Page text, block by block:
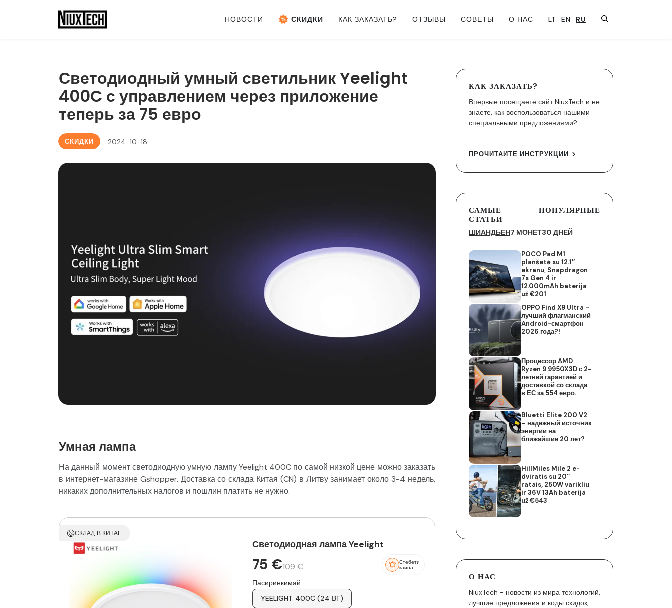
НОВОСТИ СКИДКИ КАК ЗАКАЗАТЬ? ОТЗЫВЫ СОВЕТЫ О НАС LT EN RU
Светодиодный умный светильник Yeelight
400C с управлением через приложение
теперь за 75 евро
СКИДКИ 2024-10-18
Умная лампа
На данный момент светодиодную умную лампу Yeelight 400C по самой низкой цене можно заказать
в интернет-магазине Gshopper. Доставка со склада Китая (CN) в Литву занимает около 3-4 недель,
никаких дополнительных налогов и пошлин платить не нужно.
СКЛАД В КИТАЕ
Светодиодная лампа Yeelight
75 €109 €
Стебети
каина
Пасиринкимай:
YEELIGHT 400C (24 ВТ)
КАК ЗАКАЗАТЬ?
Впервые посещаете сайт NiuxTech и не
знаете, как воспользоваться нашими
специальными предложениями?
ПРОЧИТАЙТЕ ИНСТРУКЦИИ
САМЫЕ ПОПУЛЯРНЫЕ
СТАТЬИ
ШИАНДЬЕН7 МОНЕТ30 ДНЕЙ
POCO Pad M1
planšetė su 12.1″
ekranu, Snapdragon
7s Gen 4 ir
12.000mAh baterija
už €201
OPPO Find X9 Ultra –
лучший флагманский
Android-смартфон
2026 года?!
Процессор AMD
Ryzen 9 9950X3D с 2-
летней гарантией и
доставкой со склада
в ЕС за 554 евро.
Bluetti Elite 200 V2
– надежный источник
энергии на
ближайшие 20 лет?
HillMiles Mile 2 e-
dviratis su 20″
ratais, 250W varikliu
ir 36V 13Ah baterija
už €543
О НАС
NiuxTech - новости из мира технологий,
лучшие предложения и коды скидок,